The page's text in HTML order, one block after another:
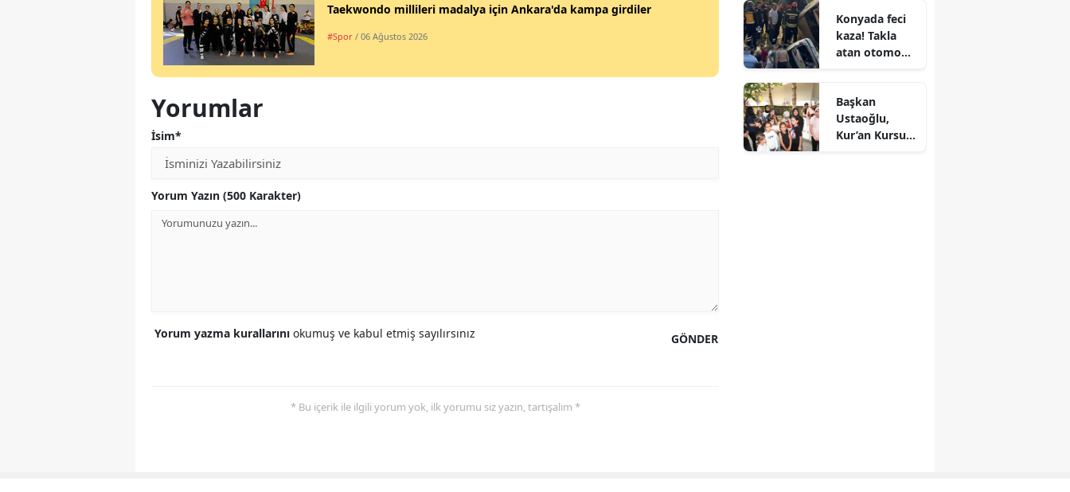
Taekwondo millileri madalya için Ankara'da kampa girdiler
#Spor / 06 Ağustos 2026
Yorumlar
İsim*
Yorum Yazın (500 Karakter)
GÖNDER
Yorum yazma kurallarını okumuş ve kabul etmiş sayılırsınız
* Bu içerik ile ilgili yorum yok, ilk yorumu siz yazın, tartışalım *
Konyada feci
kaza! Takla
atan otomobil
Başkan
Ustaoğlu,
Kur’an Kursu